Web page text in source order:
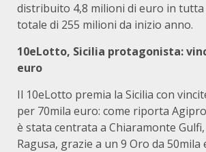
distribuito 4,8 milioni di euro in
totale di 255 milioni da inizio anno.
10eLotto, Sicilia protagonista:
euro
Il 10eLotto premia la Sicilia con
per 70mila euro: come riporta
è stata centrata a Chiaramonte
Ragusa, grazie a un 9 Oro da 50mila